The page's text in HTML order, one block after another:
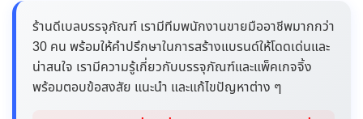
ร้านดีเบลบรรจุภัณฑ์ เรามีทีมพนักงานขายมืออาชีพมากกว่า
30 คน พร้อมให้คำปรึกษาในการสร้างแบรนด์ให้โดดเด่นและ
น่าสนใจ เรามีความรู้เกี่ยวกับบรรจุภัณฑ์และแพ็คเกจจิ้ง
พร้อมตอบข้อสงสัย แนะนำ และแก้ไขปัญหาต่าง ๆ